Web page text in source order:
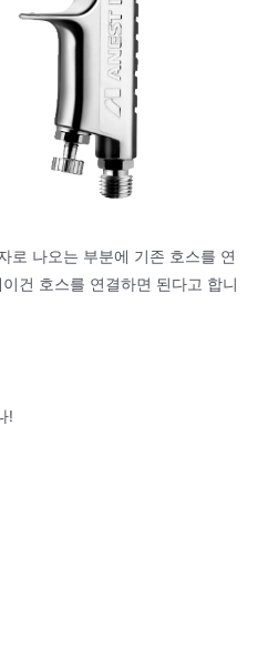
로 나오는 부분에 기존 호스를 연
건 호스를 연결하면 된다고 합니
!